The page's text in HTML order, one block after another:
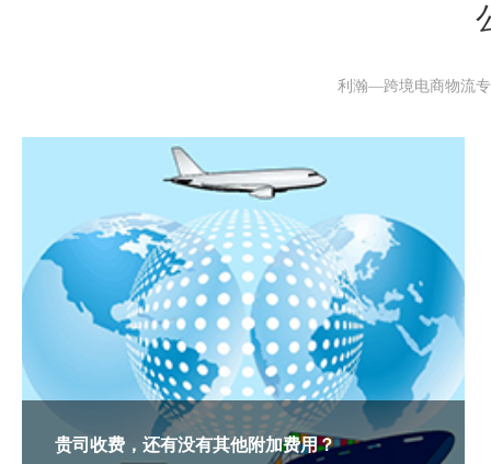
利瀚—跨境电商物流
贵司收费，还有没有其他附加费用？